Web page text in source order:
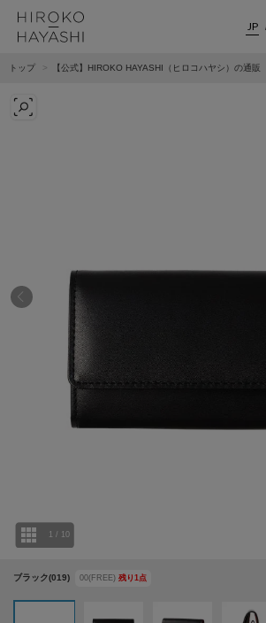
JP
トップ 【公式】HIROKO HAYASHI（ヒロコハヤシ）の通販
ブラック(019) 00(FREE) 残り 1 点
1 / 10